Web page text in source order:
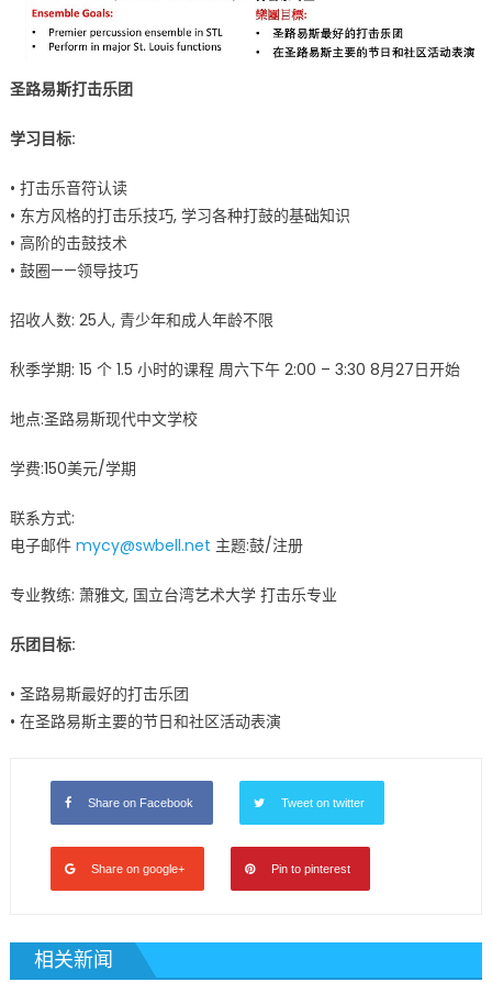
圣路易斯打击乐团
学习目标:
• 打击乐音符认读
• 东方风格的打击乐技巧, 学习各种打鼓的基础知识
• 高阶的击鼓技术
• 鼓圈——领导技巧
招收人数: 25人, 青少年和成人年龄不限
秋季学期: 15 个 1.5 小时的课程 周六下午 2:00 – 3:30 8月27日开始
地点:圣路易斯现代中文学校
学费:150美元/学期
联系方式:
电子邮件 mycy@swbell.net 主题:鼓/注册
专业教练: 萧雅文, 国立台湾艺术大学 打击乐专业
乐团目标:
• 圣路易斯最好的打击乐团
• 在圣路易斯主要的节日和社区活动表演
Share on Facebook Tweet on twitter
Share on google+ Pin to pinterest
相关新闻